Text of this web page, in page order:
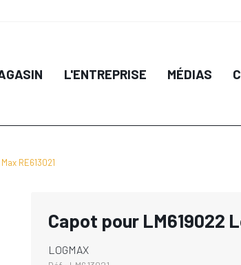
L'ENTREPRISE MÉDIAS
RE613021
Capot pour LM619022
LOGMAX